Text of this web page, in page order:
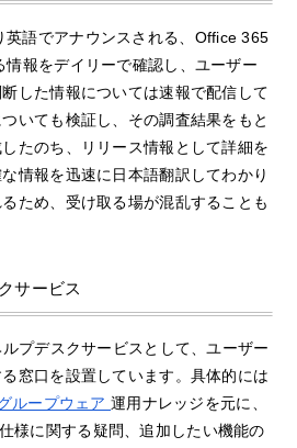
英語でアナウンスされる、Office 365
報をデイリーで確認し、ユーザー
した情報については速報で配信して
いても検証し、その調査結果をもと
たのち、リリース情報として詳細を
情報を迅速に日本語翻訳してわかり
ため、受け取る場が混乱することも
サービス
プデスクサービスとして、ユーザー
窓口を設置しています。具体的には
ループウェア運用ナレッジを元に、
様に関する疑問、追加したい機能の